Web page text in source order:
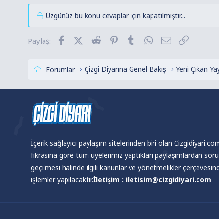
Üzgünüz bu konu cevaplar için kapatılmıştır...
Paylaş: FacebookX (Twitter)
Reddit PinterestTumblrWhatsApp
E-posta
Forumlar Çizgi Diyarına Genel Bakış Yeni Çıkan
İçerik sağlayıcı paylaşım sitelerinden biri olan
fıkrasına göre tüm üyelerimiz yaptıkları paylaşımlardan
geçilmesi halinde ilgili kanunlar ve yönetmelikler
işlemler yapılacaktır.İletişim : iletisim@cizgidiyari.com